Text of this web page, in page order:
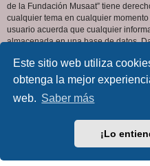
Este sitio web utiliza
obtenga la mejor
web. Saber más
¡Lo
de la Fundación Musaat” tiene
cualquier tema en cualquier
usuario acuerda que cualquier
almacenada en una base de datos.
compartida con ninguna tercera
Fundación Musaat” ni phpBB
intento de hacking que conlleve a
Desarrollado porphpBB®